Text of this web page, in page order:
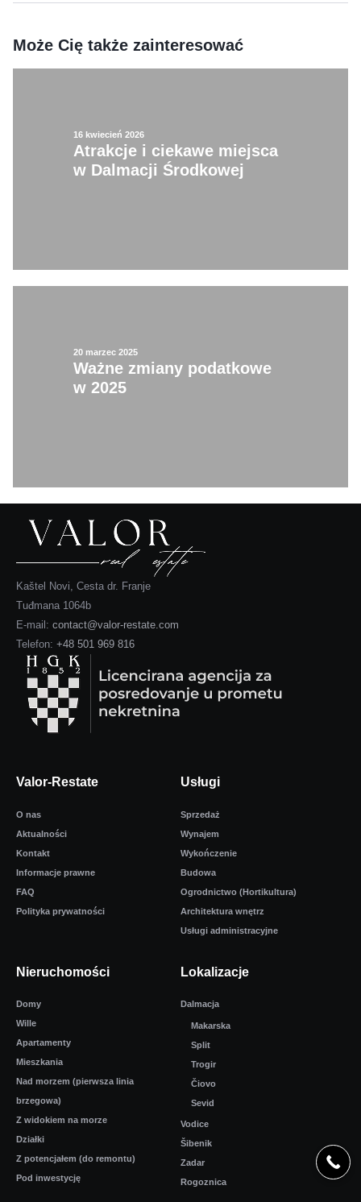
Może Cię także zainteresować
16 kwiecień 2026
Atrakcje i ciekawe miejsca
w Dalmacji Środkowej
20 marzec 2025
Ważne zmiany podatkowe
w 2025
Kaštel Novi, Cesta dr. Franje
Tuđmana 1064b
E-mail: contact@valor-restate.com
Telefon: +48 501 969 816
Valor-Restate
O nas
Aktualności
Kontakt
Informacje prawne
FAQ
Polityka prywatności
Usługi
Sprzedaż
Wynajem
Wykończenie
Budowa
Ogrodnictwo (Hortikultura)
Architektura wnętrz
Usługi administracyjne
Nieruchomości
Domy
Wille
Apartamenty
Mieszkania
Nad morzem (pierwsza linia
brzegowa)
Z widokiem na morze
Działki
Z potencjałem (do remontu)
Pod inwestycję
Lokalizacje
Dalmacja
Makarska
Split
Trogir
Čiovo
Sevid
Vodice
Šibenik
Zadar
Rogoznica